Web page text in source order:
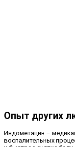
Опыт других
Индометацин –
воспалительных